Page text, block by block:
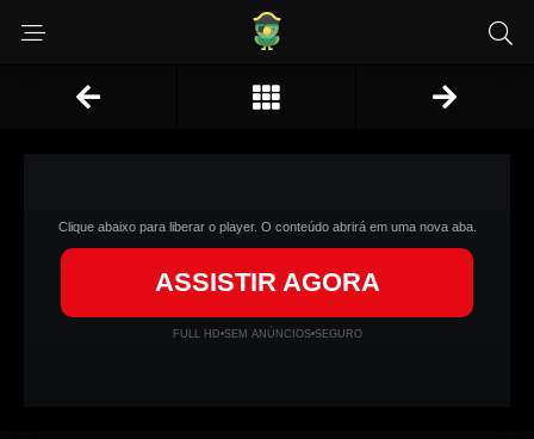
Clique abaixo para liberar o player. O conteúdo abrirá em uma nova aba.
ASSISTIR AGORA
FULL HD•SEM ANÚNCIOS•SEGURO